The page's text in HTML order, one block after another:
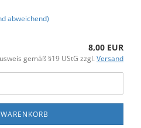
abweichend)
8,00 EUR
gemäß §19 UStG zzgl. Versand